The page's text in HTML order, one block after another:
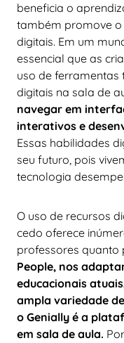
beneficia o
também promove o
digitais. Em um
essencial que as
uso de ferramentas
digitais na sala de
navegar em
interativos e
Essas habilidades
seu futuro, pois
tecnologia
O uso de recursos
cedo oferece
professores quanto
People, nos
educacionais
ampla variedade
o Genially é a
em sala de aula.